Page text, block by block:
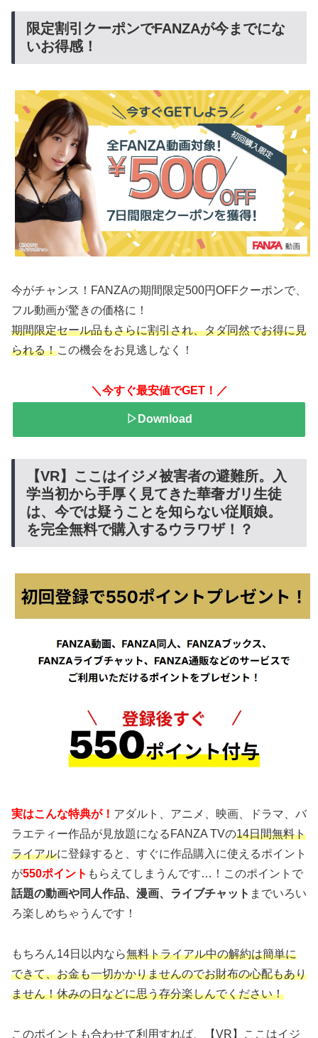
限定割引クーポンでFANZAが今までにな
いお得感！
今がチャンス！FANZAの期間限定500円OFFクーポンで、
フル動画が驚きの価格に！
期間限定セール品もさらに割引され、タダ同然でお得に見
られる！この機会をお見逃しなく！
＼今すぐ最安値でGET！／
▷Download
【VR】ここはイジメ被害者の避難所。入
学当初から手厚く見てきた華奢ガリ生徒
は、今では疑うことを知らない従順娘。
を完全無料で購入するウラワザ！？
実はこんな特典が！ アダルト、アニメ、映画、ドラマ、バ
ラエティー作品が見放題になるFANZA TVの14日間無料ト
ライアルに登録すると、すぐに作品購入に使えるポイント
が550ポイント もらえてしまうんです…！このポイントで
話題の動画や同人作品、漫画、ライブチャット までいろい
ろ楽しめちゃうんです！
もちろん14日以内なら無料トライアル中の解約は簡単に
できて、お金も一切かかりませんのでお財布の心配もあり
ません！休みの日などに思う存分楽しんでください！
このポイントも合わせて利用すれば、【VR】ここはイジ